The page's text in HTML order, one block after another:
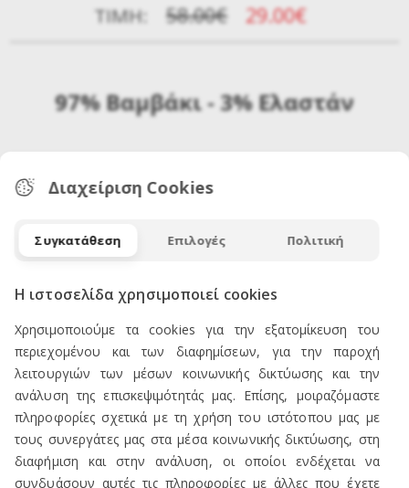
ΤΙΜΉ: 58.00€ 29.00€
97% Βαμβάκι - 3% Ελαστάν
ΠΡΟΪΟΝΤΑ
Πωλείται Εξοπλισμός καταστήματος ενδυμάτων
Διαχείριση Cookies
Συγκατάθεση Επιλογές Πολιτική
Η ιστοσελίδα χρησιμοποιεί cookies
Χρησιμοποιούμε τα cookies για την εξατομίκευση του
περιεχομένου και των διαφημίσεων, για την παροχή
λειτουργιών των μέσων κοινωνικής δικτύωσης και την
ανάλυση της επισκεψιμότητάς μας. Επίσης, μοιραζόμαστε
πληροφορίες σχετικά με τη χρήση του ιστότοπου μας με
τους συνεργάτες μας στα μέσα κοινωνικής δικτύωσης, στη
διαφήμιση και στην ανάλυση, οι οποίοι ενδέχεται να
συνδυάσουν αυτές τις πληροφορίες με άλλες που έχετε